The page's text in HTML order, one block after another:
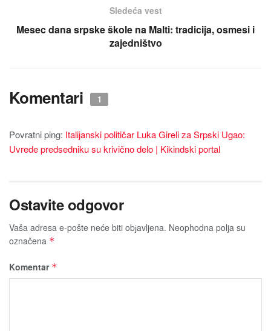
Sledeća vest
Mesec dana srpske škole na Malti: tradicija, osmesi i
zajedništvo
Komentari 1
Povratni ping: Italiјanski političar Luka Gireli za Srpski Ugao:
Uvrede predsedniku su krivično delo | Kikindski portal
Ostavite odgovor
Vaša adresa e-pošte neće biti obјavljena. Neophodna polja su
označena *
Komentar *